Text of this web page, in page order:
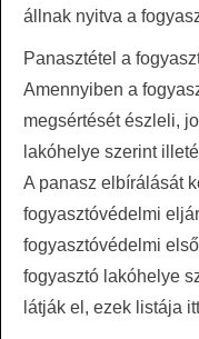
állnak nyitva a
Panasztétel a
Amennyiben a
megsértését észleli,
lakóhelye szerint
A panasz elbírálását
fogyasztóvédelmi
fogyasztóvédelmi
fogyasztó lakóhelye
látják el, ezek listája